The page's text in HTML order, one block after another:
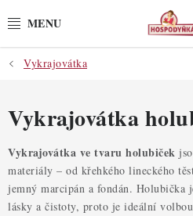
na
POTŘEBY
POMŮCKY
SUROVINY
DEKORACE
Vykrajovátka
Vykrajovátka
Vykrajovátka ve tvaru holubiček
materiály – od křehkého lineckého
jemný marcipán a fondán. Holubička
lásky a čistoty, proto je ideální